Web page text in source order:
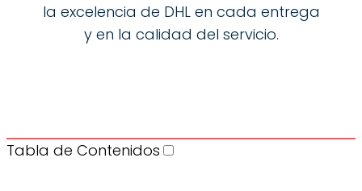
la excelencia de DHL en cada entrega
y en la calidad del servicio.
Tabla de Contenidos